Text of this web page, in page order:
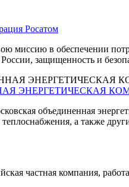
Росатом
миссию в обеспечении
России, защищенность и
ЭНЕРГЕТИЧЕСКАЯ
объединенная
а также
частная компания,